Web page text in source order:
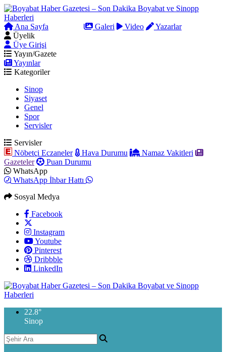
Ana Sayfa Galeri Video
Yazarlar
Üyelik
Üye Girişi
Yayın/Gazete
Yayınlar
Kategoriler
Sinop
Siyaset
Genel
Spor
Servisler
Servisler
Nöbetçi Eczaneler
Hava Durumu
Namaz Vakitleri
Gazeteler
Puan Durumu
WhatsApp
WhatsApp İhbar Hattı
Sosyal Medya
Facebook
Instagram
Youtube
Pinterest
Dribbble
LinkedIn
22.8°
Sinop